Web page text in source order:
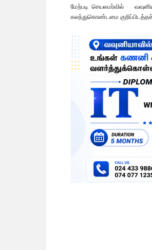
மேற்படி செயலமர்வில்
கலந்துகொண்டமை